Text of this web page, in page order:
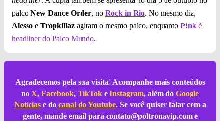
palco New Dance Order, no Rock in Rio. No mesmo dia,
Alesso e Tropkillaz agitam o mesmo palco, enquanto P!nk é
headliner do Palco Mundo.
Agradecemos pela sua visita! Acompanhe mais conteúdos
no X, Facebook, TikTok e Instagram, além do Google
Notíciase docanal do Youtube. Se você quiser falar com a
gente, mande email para contato@poltronavip.come